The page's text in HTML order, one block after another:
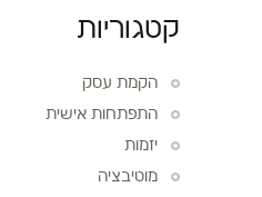
קטגוריות
הקמת עסק
התפתחות אישית
יזמות
מוטיבציה